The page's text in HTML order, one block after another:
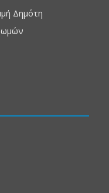
Δημότη